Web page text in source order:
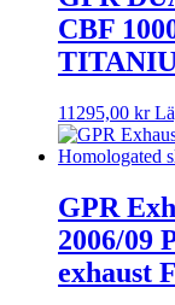
CBF
11295,00 kr
GPR
2006/09
exhaust